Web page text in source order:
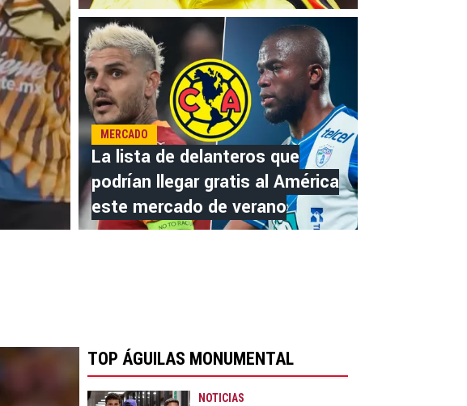
MERCADO
La lista de delanteros que
podrían llegar gratis al América
este mercado de verano
TOP ÁGUILAS MONUMENTAL
NOTICIAS